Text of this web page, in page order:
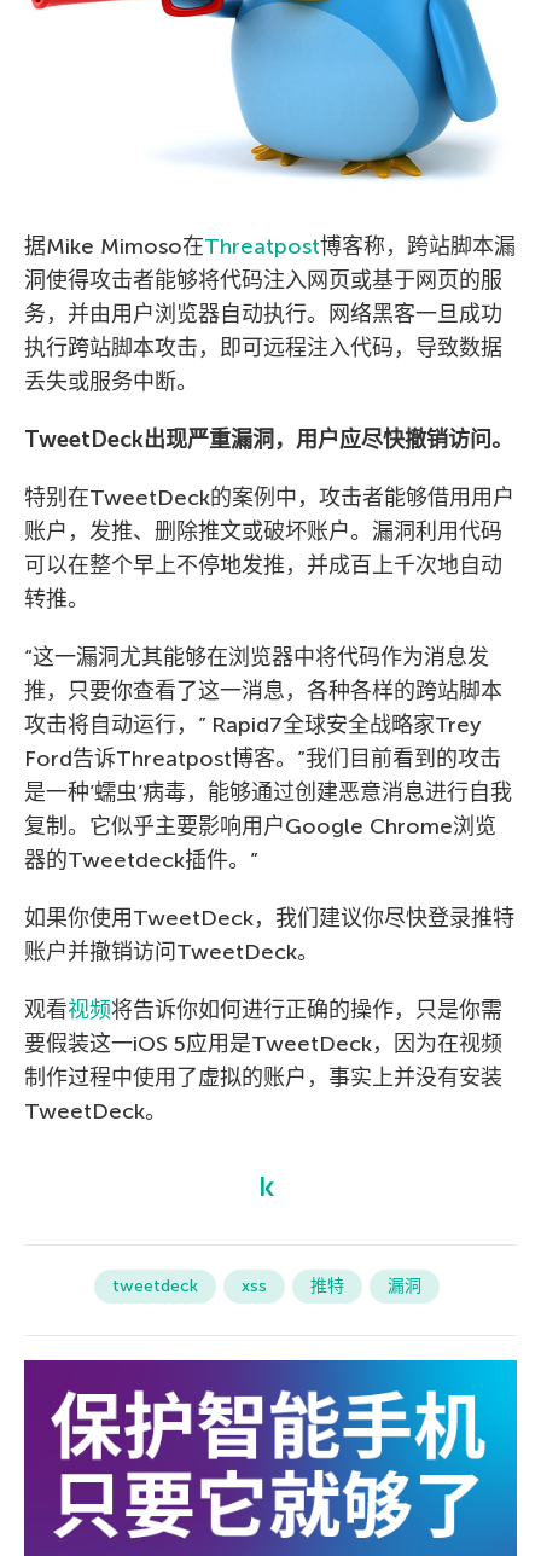
据Mike Mimoso在Threatpost博客称，跨站脚本漏
洞使得攻击者能够将代码注入网页或基于网页的服
务，并由用户浏览器自动执行。网络黑客一旦成功
执行跨站脚本攻击，即可远程注入代码，导致数据
丢失或服务中断。
TweetDeck出现严重漏洞，用户应尽快撤销访问。
特别在TweetDeck的案例中，攻击者能够借用用户
账户，发推、删除推文或破坏账户。漏洞利用代码
可以在整个早上不停地发推，并成百上千次地自动
转推。
“这一漏洞尤其能够在浏览器中将代码作为消息发
推，只要你查看了这一消息，各种各样的跨站脚本
攻击将自动运行，” Rapid7全球安全战略家Trey
Ford告诉Threatpost博客。”我们目前看到的攻击
是一种’蠕虫’病毒，能够通过创建恶意消息进行自我
复制。它似乎主要影响用户Google Chrome浏览
器的Tweetdeck插件。”
如果你使用TweetDeck，我们建议你尽快登录推特
账户并撤销访问TweetDeck。
观看视频将告诉你如何进行正确的操作，只是你需
要假装这一iOS 5应用是TweetDeck，因为在视频
制作过程中使用了虚拟的账户，事实上并没有安装
TweetDeck。
tweetdeck xss 推特 漏洞